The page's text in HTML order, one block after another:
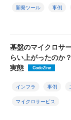
開発ツール 事例
基盤のマイクロサ
らい上がったのか
実態
CodeZine
インフラ 事例
マイクロサービス